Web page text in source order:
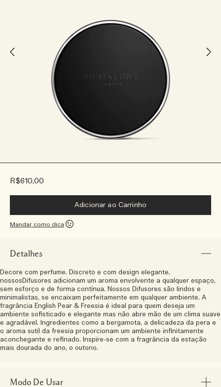
R$610,00
Adicionar ao Carrinho
Mandar como dica
Detalhes
Decore com perfume. Discreto e com design elegante,
nossosDifusores adicionam um aroma envolvente a qualquer espaço,
sem esforço e de forma contínua. Nossos Difusores são lindos e
minimalistas, se encaixam perfeitamente em qualquer ambiente. A
fragrância English Pear & Freesia é ideal para quem deseja um
ambiente sofisticado e elegante mas não abre mão de um clima suave
e agradável. Ingredientes como a bergamota, a delicadeza da pera e
o aroma sutil da freesia proporcionam um ambiente infinitamente
aconchegante e refinado. Inspire-se com a fragrância da estação
mais dourada do ano, o outono.
Modo De Usar